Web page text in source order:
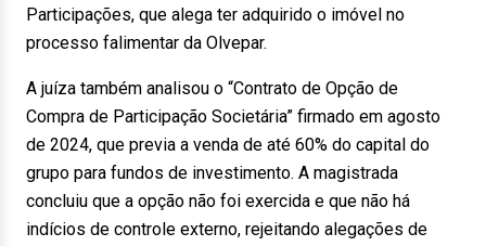
Participações, que alega ter adquirido o imóvel no
processo falimentar da Olvepar.
A juíza também analisou o “Contrato de Opção de
Compra de Participação Societária” firmado em agosto
de 2024, que previa a venda de até 60% do capital do
grupo para fundos de investimento. A magistrada
concluiu que a opção não foi exercida e que não há
indícios de controle externo, rejeitando alegações de